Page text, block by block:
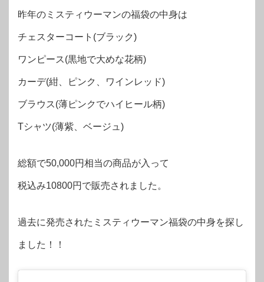
昨年のミスティウーマンの福袋の中身は
チェスターコート(ブラック)
ワンピース(黒地で大めな花柄)
カーデ(紺、ピンク、ワインレッド)
ブラウス(薄ピンクでハイヒール柄)
Tシャツ(薄紫、ベージュ)
総額で50,000円相当の商品が入って
税込み10800円で販売されました。
過去に発売されたミスティウーマン福袋の中身を探し
ました！！